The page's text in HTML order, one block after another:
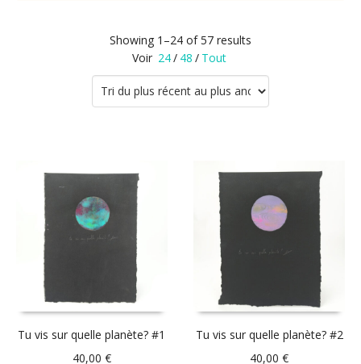
Showing 1–24 of 57 results
Voir 24/ 48 / Tout
Tu vis sur quelle planète? #1
40,00 €
Tu vis sur quelle planète? #2
40,00€